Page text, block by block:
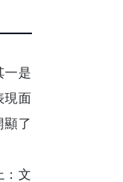
一是
現面
了
：文